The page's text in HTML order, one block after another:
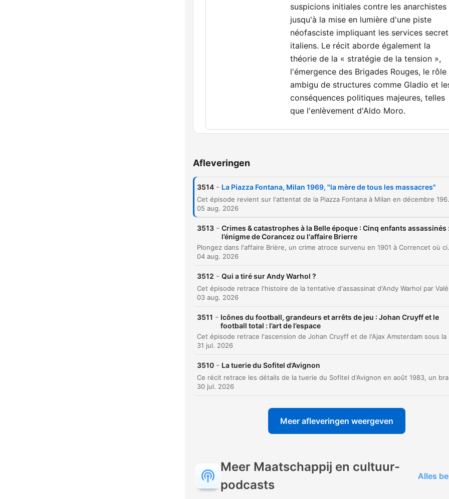
suspicions initiales contre les anarchistes
jusqu'à la mise en lumière d'une piste
néofasciste impliquant les services
italiens. Le récit aborde également la
théorie de la « stratégie de la tension »,
l'émergence des Brigades Rouges, le rôle
ambigu de structures comme Gladio et
conséquences politiques majeures, telles
que l'enlèvement d'Aldo Moro.
00:00:00
00:01:57 Chronologie d'un vendredi de terreur à Milan
00:10:12
L'enquête de Luigi Calabresi et l'arrestation de
Pietro Valpreda
00:15:28 L'enquête et la piste anarchiste
00:20:11 L'arrestation des membres d'Ordine Nuovo
Le message de Valpreda depuis sa cellule
La piste des services secrets et la stratégie de
tension
00:34:28 Analyse historique avec Elisa Santalena
00:41:54
L'ascension des Brigades Rouges et le cas Aldo
Afleveringen
3514 - La Piazza Fontana, Milan 1969, "la mère de tous les massacres"
Cet épisode revient sur l'attentat de la Piazza Fontana à Milan en décembre 1969, événement tragique qui a marqué le début
05 aug. 2026
3513 - Crimes & catastrophes à la Belle époque : Cinq enfants assassinés :
l’énigme de Corancez ou l'affaire Brierre
Plongez dans l'affaire Brière, un crime atroce survenu en 1901 à Correncet où cinq enfants ont été
04 aug. 2026
3512 - Qui a tiré sur Andy Warhol ?
03 aug. 2026
3511 - Icônes du football, grandeurs et arrêts de jeu : Johan Cruyff et le
football total : l’art de l’espace
31 jul. 2026
3510 - La tuerie du Sofitel d’Avignon
30 jul. 2026
Meer afleveringen weergeven
Meer Maatschappij en cultuur-
podcasts
Alles